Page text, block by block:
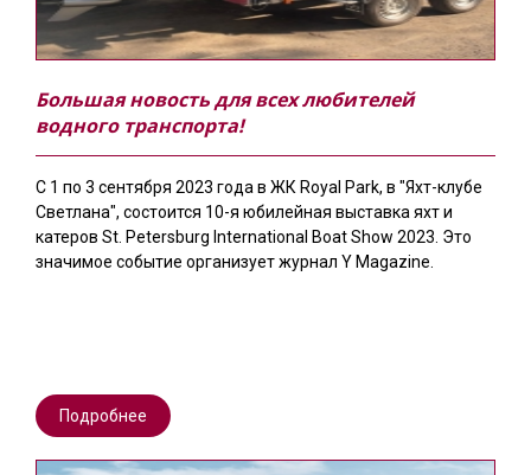
Большая новость для всех любителей
водного транспорта!
С 1 по 3 сентября 2023 года в ЖК Royal Park, в "Яхт-клубе
Светлана", состоится 10-я юбилейная выставка яхт и
катеров St. Petersburg International Boat Show 2023. Это
значимое событие организует журнал Y Magazine.
Подробнее